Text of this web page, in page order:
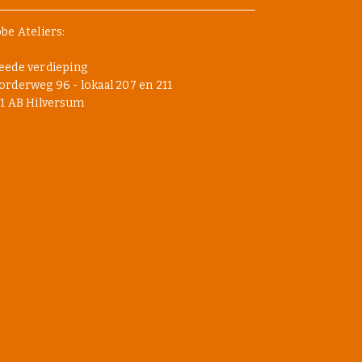
Ateliers:
verdieping
96 - lokaal 207 en 211
AB Hilversum